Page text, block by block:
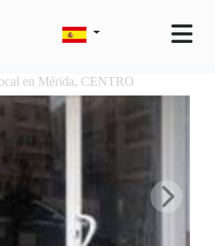
en Mérida, CENTRO